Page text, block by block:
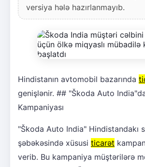
versiya hələ hazırlanmayıb.
Hindistanın avtomobil bazarında
genişlənir. ## "Škoda Auto
Kampaniyası
"Škoda Auto India" Hindistandakı
şəbəkəsində xüsusi ticarət
verib. Bu kampaniya müştərilərə